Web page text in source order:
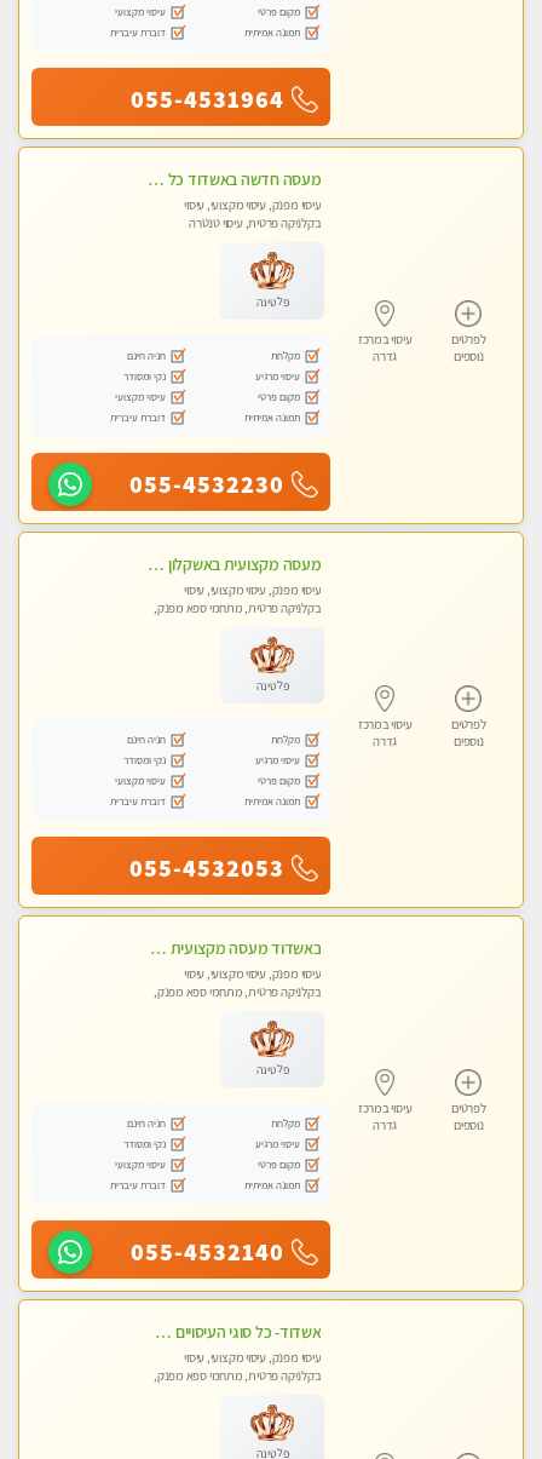
מקום פרטי
עיסוי מקצועי
תמונה אמיתית
דוברת עיברית
055-4531964
לפרטים
נוספים
עיסוי במרכז
גדרה
מעסה חדשה באשדוד כל סוגי העיסויים מעסה מקצועית ואיכותית פרטי!!!מומלץ לחלוטין!! Private! Highly recommended
עיסוי מפנק, עיסוי מקצועי, עיסוי
בקלניקה פרטית, עיסוי טנטרה
פלטינה
מקלחת
חניה חינם
עיסוי מרגיע
נקי ומסודר
מקום פרטי
עיסוי מקצועי
תמונה אמיתית
דוברת עיברית
055-4532230
לפרטים
נוספים
עיסוי במרכז
גדרה
מעסה מקצועית באשקלון מסאז' מפנק ומשחרר ומרגיע באווירה נעימה ושקטה
עיסוי מפנק, עיסוי מקצועי, עיסוי
בקלניקה פרטית, מתחמי ספא מפנק,
פלטינה
מקלחת
חניה חינם
עיסוי מרגיע
נקי ומסודר
מקום פרטי
עיסוי מקצועי
תמונה אמיתית
דוברת עיברית
055-4532053
לפרטים
נוספים
עיסוי במרכז
גדרה
באשדוד מעסה מקצועית חדשה ישראלית צעירה ואיכותית לעיסוי מרגיע ומפנק VIP-מומלץ לחלוטין! פרטי! ​​​​​​ Highly recommended
עיסוי מפנק, עיסוי מקצועי, עיסוי
בקלניקה פרטית, מתחמי ספא מפנק,
פלטינה
מקלחת
חניה חינם
עיסוי מרגיע
נקי ומסודר
מקום פרטי
עיסוי מקצועי
תמונה אמיתית
דוברת עיברית
055-4532140
אשדוד- כל סוגי העיסויים מעסה מקצועית ואיכותית פרטי!!!
עיסוי מפנק, עיסוי מקצועי, עיסוי
בקלניקה פרטית, מתחמי ספא מפנק,
פלטינה